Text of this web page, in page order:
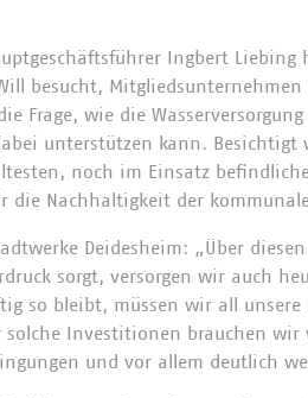
Ingbert Liebing
besucht,
Frage, wie die
unterstützen kann. Besichtigt
noch im Einsatz
die Nachhaltigkeit der
Deidesheim: „Über
sorgt, versorgen wir auch
so bleibt, müssen wir all
solche Investitionen brauchen wir
und vor allem deutlich